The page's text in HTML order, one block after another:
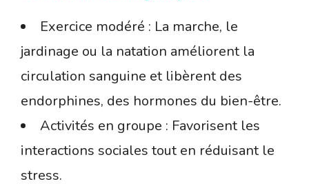
Exercice modéré : La marche, le
jardinage ou la natation améliorent la
circulation sanguine et libèrent des
endorphines, des hormones du bien-être.
Activités en groupe : Favorisent les
interactions sociales tout en réduisant le
stress.